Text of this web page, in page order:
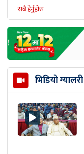
सबै हेर्नुहोस
भिडियो ग्यालरी